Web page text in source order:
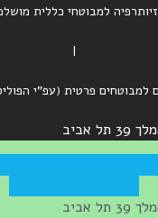
למבוטחי כללית
למבוטחים פרטית (עפ"י
אביב
אביב